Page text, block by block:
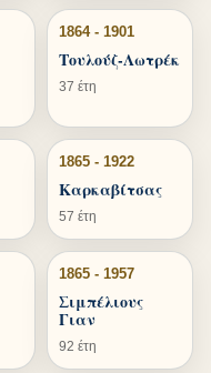
1864 - 1901
Τουλούζ-Λωτρέκ
37 έτη
1865 - 1922
Καρκαβίτσας
57 έτη
1865 - 1957
Σιμπέλιους
Γιαν
92 έτη